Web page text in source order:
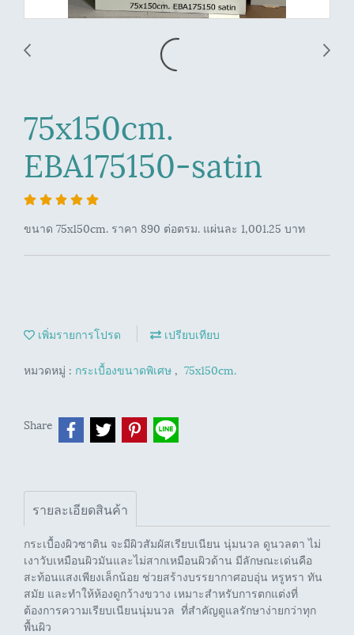
75x150cm.
EBA175150-satin
ขนาด 75x150cm. ราคา 890 ต่อตรม. แผ่นละ 1,001.25 บาท
เพิ่มรายการโปรด เปรียบเทียบ
หมวดหมู่ : กระเบื้องขนาดพิเศษ , 75x150cm.
Share
รายละเอียดสินค้า
กระเบื้องผิวซาติน จะมีผิวสัมผัสเรียบเนียน นุ่มนวล ดูนวลตา ไม่
เงาวับเหมือนผิวมันและไม่สากเหมือนผิวด้าน มีลักษณะเด่นคือ
สะท้อนแสงเพียงเล็กน้อย ช่วยสร้างบรรยากาศอบอุ่น หรูหรา ทัน
สมัย และทำให้ห้องดูกว้างขวาง เหมาะสำหรับการตกแต่งที่
ต้องการความเรียบเนียนนุ่มนวล ที่สำคัญดูแลรักษาง่ายกว่าทุก
พื้นผิว